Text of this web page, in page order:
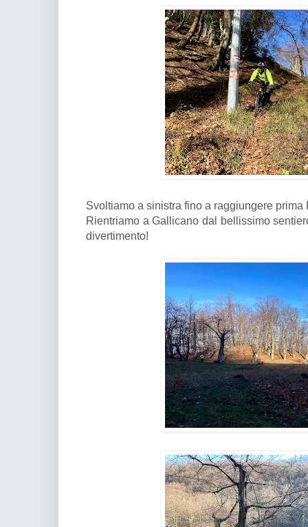
Svoltiamo a sinistra fino a raggiungere
Rientriamo a Gallicano dal bellissimo
divertimento!